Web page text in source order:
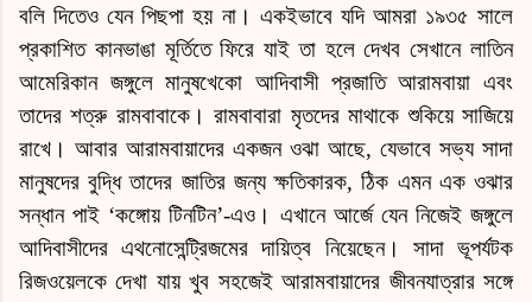
বলি দিতেও যেন পিছপা হয় না। একইভাবে যদি আমরা ১৯৩৫ সালে
প্রকাশিত কানভাঙা মূর্তিতে ফিরে যাই তা হলে দেখব সেখানে লাতিন
আমেরিকান জঙ্গুলে মানুষখেকো আদিবাসী প্রজাতি আরামবায়া এবং
তাদের শত্রু রামবাবাকে। রামবাবারা মৃতদের মাথাকে শুকিয়ে সাজিয়ে
রাখে। আবার আরামবায়াদের একজন ওঝা আছে, যেভাবে সভ্য সাদা
মানুষদের বুদ্ধি তাদের জাতির জন্য ক্ষতিকারক, ঠিক এমন এক ওঝার
সন্ধান পাই ‘কঙ্গোয় টিনটিন’-এও। এখানে আর্জে যেন নিজেই জঙ্গুলে
আদিবাসীদের এথনোসেন্ট্রিজমের দায়িত্ব নিয়েছেন। সাদা ভূপর্যটক
রিজওয়েলকে দেখা যায় খুব সহজেই আরামবায়াদের জীবনযাত্রার সঙ্গে